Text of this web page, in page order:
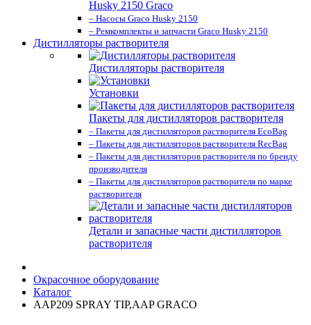
Husky 2150 Graco
– Насосы Graco Husky 2150
– Ремкомплекты и запчасти Graco Husky 2150
Дистилляторы растворителя
Дистилляторы растворителя
Установки
Пакеты для дистилляторов растворителя
– Пакеты для дистилляторов растворителя EcoBag
– Пакеты для дистилляторов растворителя RecBag
– Пакеты для дистилляторов растворителя по бренду
производителя
– Пакеты для дистилляторов растворителя по марке
растворителя
Детали и запасные части дистилляторов
растворителя
Окрасочное оборудование
Каталог
AAP209 SPRAY TIP,AAP GRACO